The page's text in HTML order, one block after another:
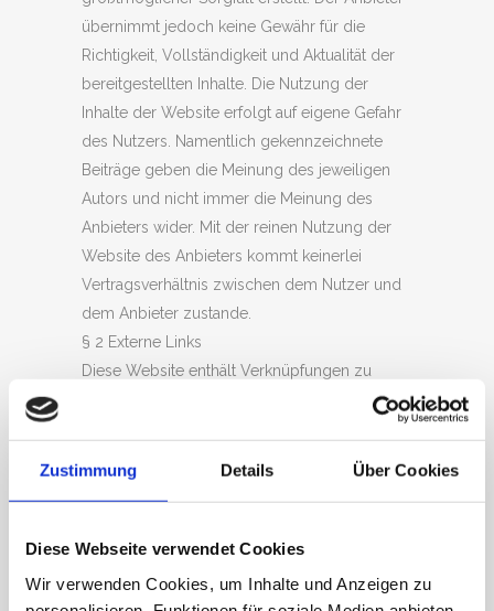
Zustimmung Details Über Cookies
Diese Webseite verwendet Cookies
Wir verwenden Cookies, um Inhalte und Anzeigen zu
übernimmt jedoch keine Gewähr für die
Richtigkeit, Vollständigkeit und Aktualität der
bereitgestellten Inhalte. Die Nutzung der
Inhalte der Website erfolgt auf eigene Gefahr
des Nutzers. Namentlich gekennzeichnete
Beiträge geben die Meinung des jeweiligen
Autors und nicht immer die Meinung des
Anbieters wider. Mit der reinen Nutzung der
Website des Anbieters kommt keinerlei
Vertragsverhältnis zwischen dem Nutzer und
dem Anbieter zustande.
§ 2 Externe Links
Diese Website enthält Verknüpfungen zu
jeweiligen Betreiber. Der Anbieter hat bei der
erstmaligen Verknüpfung der externen Links
etwaige Rechtsverstöße bestehen. Zu dem